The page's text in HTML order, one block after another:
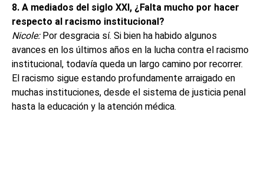
8. A mediados del siglo XXI, ¿Falta mucho por hacer
respecto al racismo institucional?
Nicole:Por desgracia sí. Si bien ha habido algunos
avances en los últimos años en la lucha contra el racismo
institucional, todavía queda un largo camino por recorrer.
El racismo sigue estando profundamente arraigado en
muchas instituciones, desde el sistema de justicia penal
hasta la educación y la atención médica.